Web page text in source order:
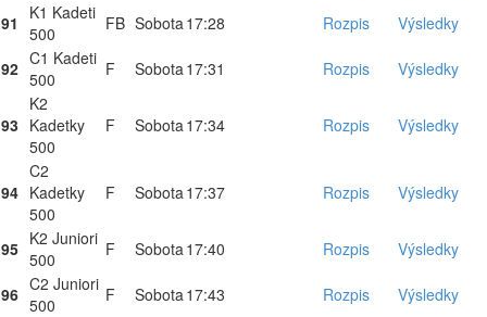
91
K1 Kadeti
500
FB Sobota17:28 Rozpis Výsledky
92 C1 Kadeti
500
F Sobota17:31 Rozpis Výsledky
93
K2
Kadetky
500
F Sobota17:34 Rozpis Výsledky
94
C2
Kadetky
500
F Sobota17:37 Rozpis Výsledky
95 K2 Juniori
500
F Sobota17:40 Rozpis Výsledky
96 C2 Juniori
500
F Sobota17:43 Rozpis Výsledky